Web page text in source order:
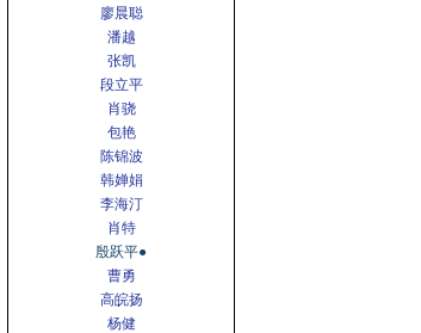
廖晨聪
潘越
张凯
段立平
肖骁
包艳
陈锦波
韩婵娟
李海汀
肖特
殷跃平●
曹勇
高皖扬
杨健